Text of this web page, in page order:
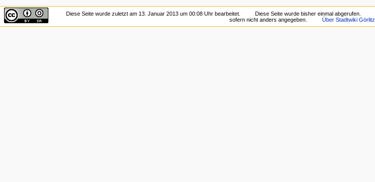
Diese Seite wurde zuletzt am 13. Januar 2013 um 00:08 Uhr bearbeitet. Diese Seite wurde bisher einmal abgerufen.
sofern nicht anders angegeben.
Über Stadtwiki Görlitz